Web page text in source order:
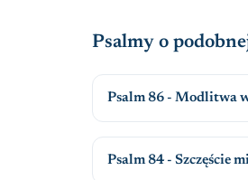
Psalmy o
Psalm 86 - Modlitwa
Psalm 84 - Szczęście